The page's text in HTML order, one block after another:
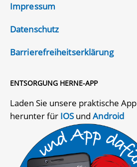
Impressum
Datenschutz
Barrierefreiheitserklärung
ENTSORGUNG HERNE-APP
Laden Sie unsere praktische App
herunter für IOSundAndroid